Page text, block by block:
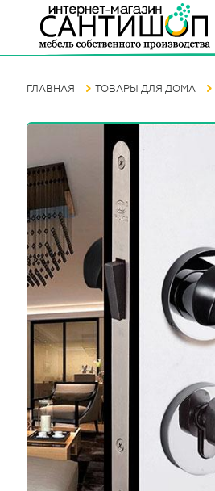
ГЛАВНАЯ ТОВАРЫ ДЛЯ ДОМА